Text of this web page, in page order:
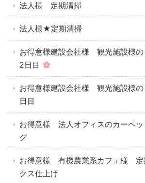
法人様 定期清掃
法人様★定期清掃
お得意様建設会社様 観光施設様
2日目
お得意様建設会社様 観光施設様
日目
お得意様 法人オフィスのカーペッ
グ
お得意様 有機農業系カフェ様 定
クス仕上げ